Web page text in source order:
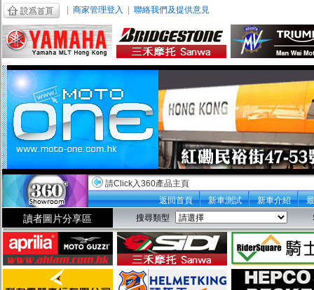
商家管理登入 聯絡我們及提供意見
請Click入360產品主頁
返回首頁
新車測試 新車介紹
讀者圖片分享區 搜尋類型